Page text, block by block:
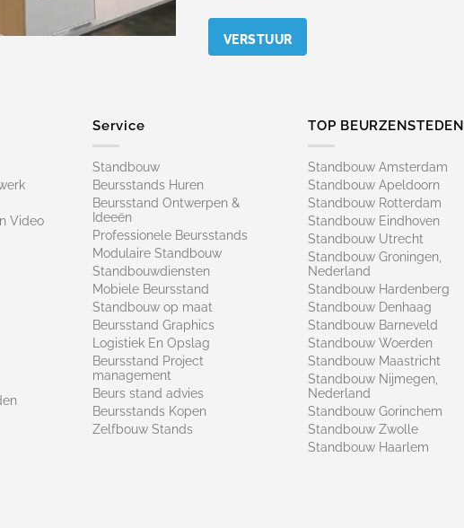
Video
Service
Standbouw
Beursstands Huren
Beursstand Ontwerpen &
Ideeën
Professionele Beursstands
Modulaire Standbouw
Standbouwdiensten
Mobiele Beursstand
Standbouw op maat​
Beursstand Graphics
Logistiek En Opslag
Beursstand Project
management
Beurs stand advies
Beursstands Kopen
Zelfbouw Stands
TOP BEURZENSTEDEN
Standbouw Amsterdam
Standbouw Apeldoorn
Standbouw Rotterdam
Standbouw Eindhoven
Standbouw Utrecht
Standbouw Groningen,
Nederland
Standbouw Hardenberg
Standbouw Denhaag
Standbouw Barneveld
Standbouw Woerden
Standbouw Maastricht
Standbouw Nijmegen,
Nederland
Standbouw Gorinchem
Standbouw Zwolle
Standbouw Haarlem